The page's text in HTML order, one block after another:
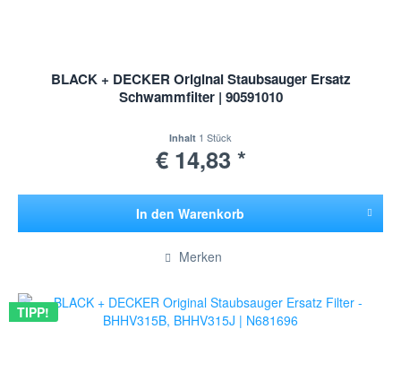
BLACK + DECKER Original Staubsauger Ersatz
Schwammfilter | 90591010
Inhalt 1 Stück
€ 14,83 *
In den Warenkorb
Hinzugefügt
Merken
TIPP!